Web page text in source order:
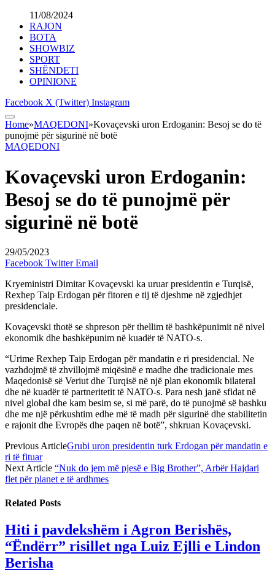
11/08/2024
RAJON
BOTA
SHOWBIZ
SPORT
SHËNDETI
OPINIONE
Facebook X (Twitter) Instagram
Home»MAQEDONI»Kovaçevski uron Erdoganin: Besoj se do të
punojmë për sigurinë në botë
MAQEDONI
Kovaçevski uron Erdoganin:
Besoj se do të punojmë për
sigurinë në botë
29/05/2023
Facebook Twitter Email
Kryeministri Dimitar Kovaçevski ka uruar presidentin e Turqisë,
Rexhep Taip Erdogan për fitoren e tij të djeshme në zgjedhjet
presidenciale.
Kovaçevski thotë se shpreson për thellim të bashkëpunimit në nivel
ekonomik dhe bashkëpunim në kuadër të NATO-s.
“Urime Rexhep Taip Erdogan për mandatin e ri presidencial. Ne
vazhdojmë të zhvillojmë miqësinë e madhe dhe tradicionale mes
Maqedonisë së Veriut dhe Turqisë në një plan ekonomik bilateral
dhe në kuadër të partneritetit të NATO-s. Para nesh janë sfidat në
nivel global dhe kam besim se, si më parë, do të punojmë së bashku
dhe me një përkushtim edhe më të madh për sigurinë dhe stabilitetin
e rajonit dhe Evropës dhe paqen në botë”, shkruan Kovaçevski.
Previous ArticleGrubi uron presidentin turk Erdogan për mandatin e
ri të fituar
Next Article “Nuk do jem më pjesë e Big Brother”, Arbër Hajdari
flet për planet e të ardhmes
Related Posts
Hiti i pavdekshëm i Agron Berishës,
“Ëndërr” risillet nga Luiz Ejlli e Lindon
Berisha